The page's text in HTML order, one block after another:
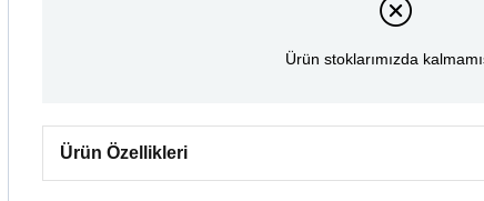
Ürün stoklarımızda
Ürün Özellikleri